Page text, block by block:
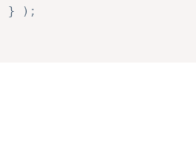
} ) ;